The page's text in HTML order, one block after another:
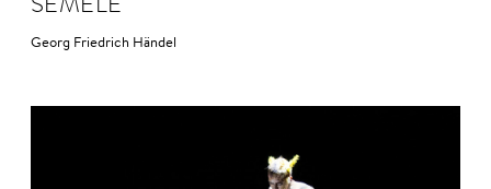
Georg Friedrich Händel